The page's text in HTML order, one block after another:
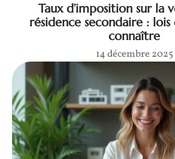
Taux d’imposition sur la
résidence secondaire : lois
connaître
14 décembre 2025